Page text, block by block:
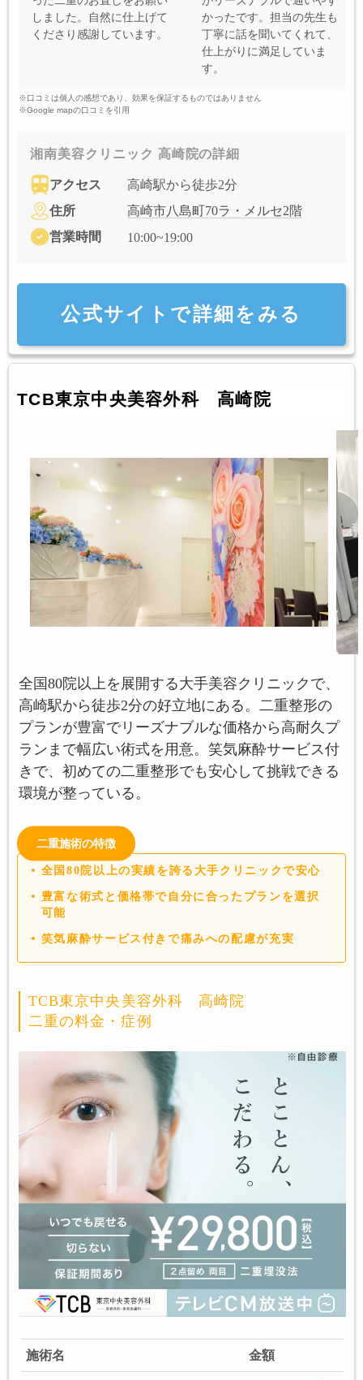
しました。自然に仕上げて
くださり感謝しています。
かったです。担当の先生も
丁寧に話を聞いてくれて、
仕上がりに満足していま
す。
※口コミは個人の感想であり、効果を保証するものではありません
※Google mapの口コミを引用
湘南美容クリニック 高崎院の詳細
アクセス
高崎駅から徒歩2分
住所
高崎市八島町70ラ・メルセ2階
営業時間
10:00~19:00
公式サイトで詳細をみる
TCB東京中央美容外科 高崎院
全国80院以上を展開する大手美容クリニックで、
高崎駅から徒歩2分の好立地にある。二重整形の
プランが豊富でリーズナブルな価格から高耐久プ
ランまで幅広い術式を用意。笑気麻酔サービス付
きで、初めての二重整形でも安心して挑戦できる
環境が整っている。
二重施術の特徴
全国80院以上の実績を誇る大手クリニックで安心
豊富な術式と価格帯で自分に合ったプランを選択
可能
笑気麻酔サービス付きで痛みへの配慮が充実
TCB東京中央美容外科 高崎院
二重の料金・症例
施術名 金額